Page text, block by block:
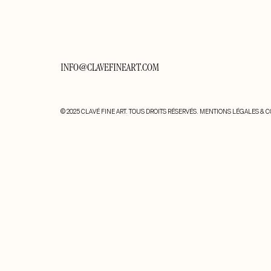
INFO@CLAVEFINEART.COM
© 2025 CLAVÉ FINE ART. TOUS DROITS RÉSERVÉS. MENTIONS LÉGALES &